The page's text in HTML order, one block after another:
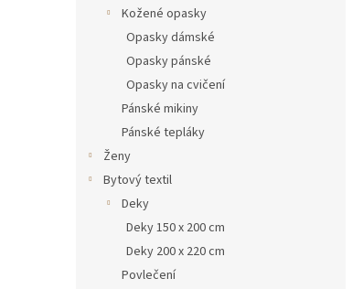
Kožené opasky
Opasky dámské
Opasky pánské
Opasky na cvičení
Pánské mikiny
Pánské tepláky
Ženy
Bytový textil
Deky
Deky 150 x 200 cm
Deky 200 x 220 cm
Povlečení